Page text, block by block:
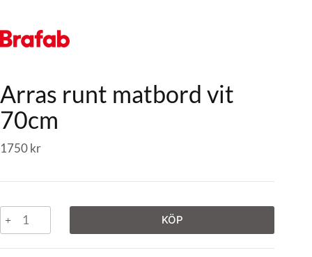
Arras runt matbord vit
70cm
1750kr
KÖP